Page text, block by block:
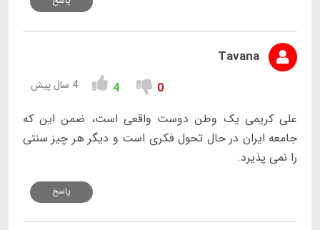
Tavana
0
4 4 سال پیش
علی کریمی یک وطن دوست واقعی است، ضمن این که
جامعه ایران در حال تحول فکری است و دیگر هر چیز سنتی
را نمی پذیرد.
پاسخ